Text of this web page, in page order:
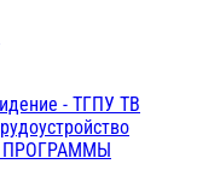
- ТГПУ ТВ
ПРОГРАММЫ